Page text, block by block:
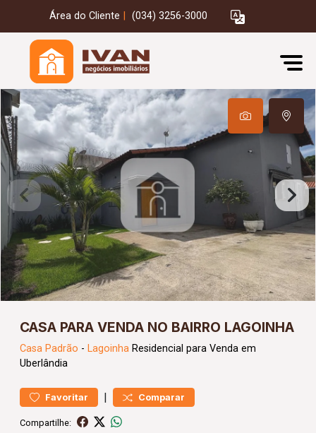
Área do Cliente (034) 3256-3000
CASA PARA VENDA NO BAIRRO LAGOINHA
Casa Padrão - Lagoinha Residencial para Venda em
Uberlândia
Favoritar | Comparar
Compartilhe: